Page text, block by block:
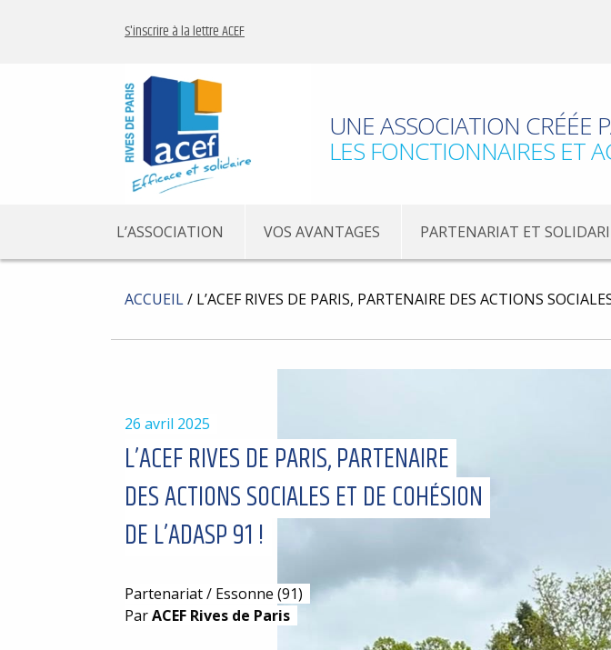
S'inscrire à la lettre ACEF
UNE ASSOCIATION CRÉÉE
LES FONCTIONNAIRES ET
L’ASSOCIATION VOS AVANTAGES PARTENARIAT ET
ACCUEIL/ L’ACEF RIVES DE PARIS, PARTENAIRE DES ACTIONS
26 avril 2025
L’ACEF RIVES DE PARIS, PARTENAIRE
DES ACTIONS SOCIALES ET DE COHÉSION
DE L’ADASP 91 !
Partenariat / Essonne (91)
ParACEF Rives de Paris